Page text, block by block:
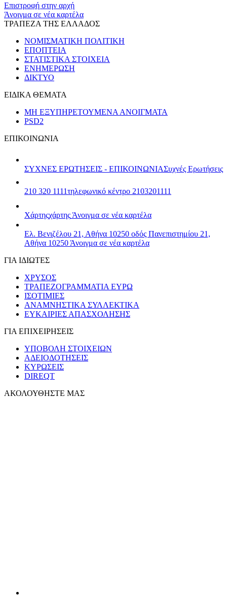
Επιστροφή στην αρχή
Άνοιγμα σε νέα καρτέλα
ΤΡΑΠΕΖΑ ΤΗΣ ΕΛΛΑΔΟΣ
ΝΟΜΙΣΜΑΤΙΚΗ ΠΟΛΙΤΙΚΗ
ΕΠΟΠΤΕΙΑ
ΣΤΑΤΙΣΤΙΚΑ ΣΤΟΙΧΕΙΑ
ΕΝΗΜΕΡΩΣΗ
ΔΙΚΤΥΟ
ΕΙΔΙΚΑ ΘΕΜΑΤΑ
ΜΗ ΕΞΥΠΗΡΕΤΟΥΜΕΝΑ ΑΝΟΙΓΜΑΤΑ
PSD2
ΕΠΙΚΟΙΝΩΝΙΑ
ΣΥΧΝΕΣ ΕΡΩΤΗΣΕΙΣ - ΕΠΙΚΟΙΝΩΝΙΑΣυχνές Ερωτήσεις
210 320 1111τηλεφωνικό κέντρο 2103201111
Χάρτηςχάρτης Άνοιγμα σε νέα καρτέλα
Ελ. Βενιζέλου 21, Αθήνα 10250 οδός Πανεπιστημίου 21,
Αθήνα 10250 Άνοιγμα σε νέα καρτέλα
ΓΙΑ ΙΔΙΩΤΕΣ
ΧΡΥΣΟΣ
ΤΡΑΠΕΖΟΓΡΑΜΜΑΤΙΑ ΕΥΡΩ
ΙΣΟΤΙΜΙΕΣ
ΑΝΑΜΝΗΣΤΙΚΑ ΣΥΛΛΕΚΤΙΚΑ
ΕΥΚΑΙΡΙΕΣ ΑΠΑΣΧΟΛΗΣΗΣ
ΓΙΑ ΕΠΙΧΕΙΡΗΣΕΙΣ
ΥΠΟΒΟΛΗ ΣΤΟΙΧΕΙΩΝ
ΑΔΕΙΟΔΟΤΗΣΕΙΣ
ΚΥΡΩΣΕΙΣ
DIREQT
ΑΚΟΛΟΥΘΗΣΤΕ ΜΑΣ